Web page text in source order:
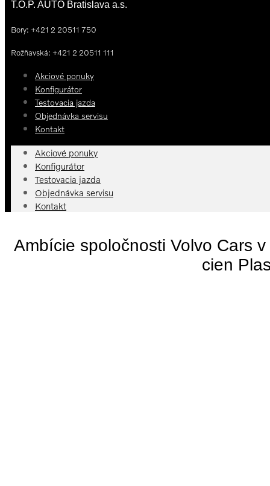
T.O.P. AUTO Bratislava a.s.
Bory: +421 2 20511 750
Rožňavská: +421 2 20511 111
Akciové ponuky
Konfigurátor
Testovacia jazda
Objednávka servisu
Kontakt
Akciové ponuky
Konfigurátor
Testovacia jazda
Objednávka servisu
Kontakt
Ambície spoločnosti Volvo Cars
cien